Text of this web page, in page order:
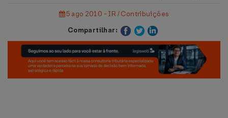
5 ago 2010 - IR / Contribuições
Compartilhar: